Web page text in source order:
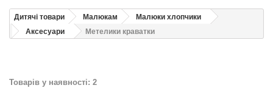
Дитячі товари Малюкам
Малюки хлопчики
Аксесуари
Метелики краватки
Товарів у наявності: 2